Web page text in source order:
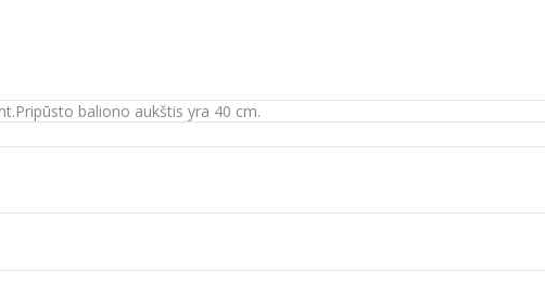
baliono aukštis yra 40 cm.